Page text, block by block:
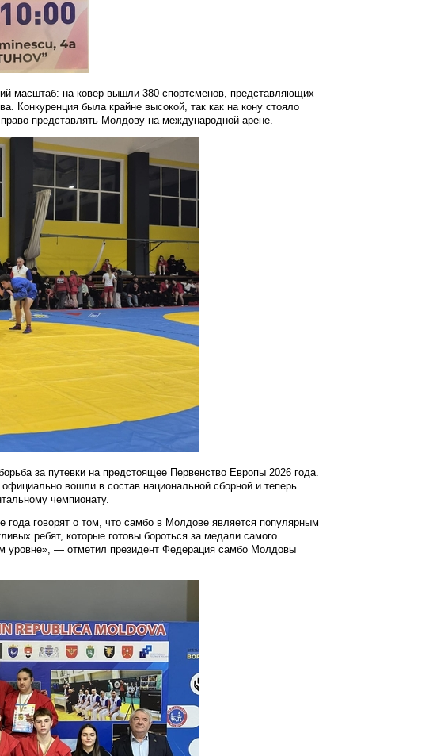
масштаб: на ковер вышли 380 спортсменов, представляющих
Конкуренция была крайне высокой, так как на кону стояло
представлять Молдову на международной арене.
за путевки на предстоящее Первенство Европы 2026 года.
вошли в состав национальной сборной и теперь
чемпионату.
года говорят о том, что самбо в Молдове является популярным
ребят, которые готовы бороться за медали самого
уровне», — отметил президент Федерация самбо Молдовы